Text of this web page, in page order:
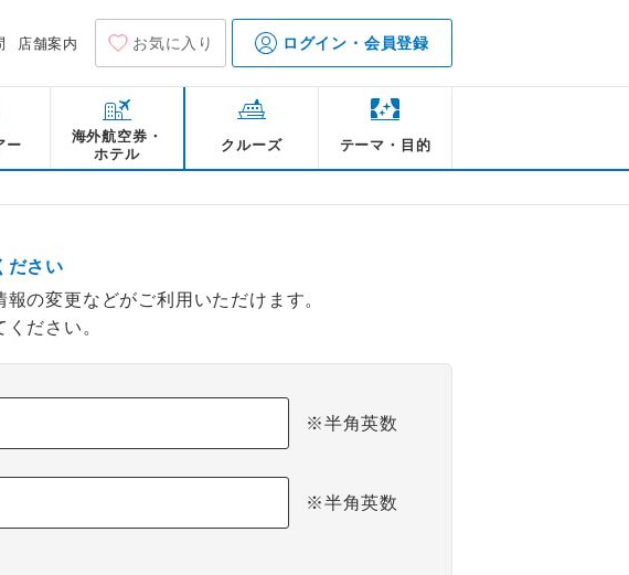
店舗案内 お気に入り ログイン・会員登録
ー
海外航空券・
ホテル
クルーズ テーマ・目的
ださい
の変更などがご利用いただけます。
ださい。
※半角英数
※半角英数